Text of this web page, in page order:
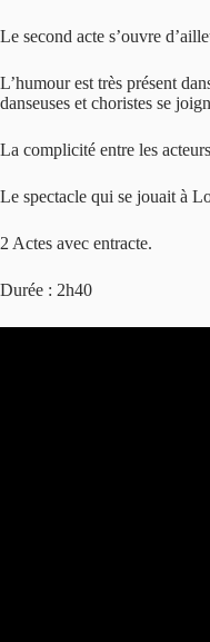
Le second acte s’ouvre
L’humour est très présent
danseuses et choristes se
La complicité entre les
Le spectacle qui se jouait à
2 Actes avec entracte.
Durée : 2h40